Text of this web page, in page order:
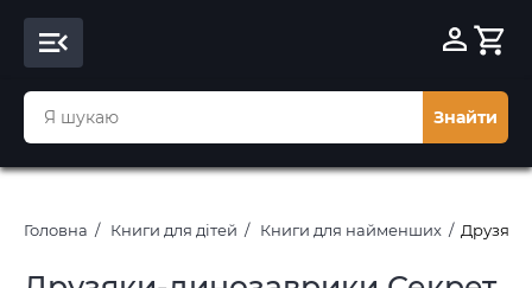
Знайти
Головна Книги для дітей Книги для найменших